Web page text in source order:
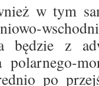
w tym
będzie z
polarnego-
po